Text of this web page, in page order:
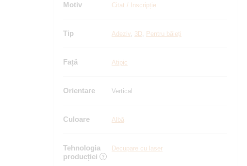
Motiv Citat / Inscripție
Tip Adeziv, 3D, Pentru băieți
Față Atipic
Orientare Vertical
Culoare Albă
Tehnologia
producției
Decupare cu laser